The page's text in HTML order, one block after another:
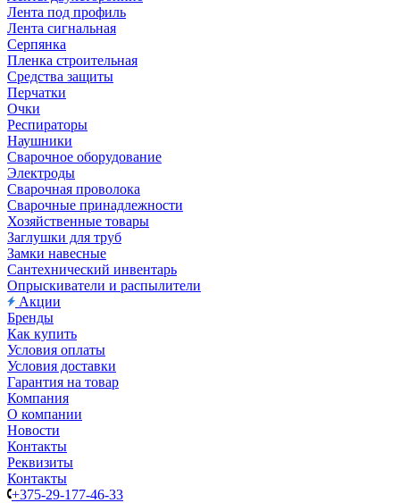
Лента под профиль
Лента сигнальная
Серпянка
Пленка строительная
Средства защиты
Перчатки
Очки
Респираторы
Наушники
Сварочное оборудование
Электроды
Сварочная проволока
Сварочные принадлежности
Хозяйственные товары
Заглушки для труб
Замки навесные
Сантехнический инвентарь
Опрыскиватели и распылители
Акции
Бренды
Как купить
Условия оплаты
Условия доставки
Гарантия на товар
Компания
О компании
Новости
Контакты
Реквизиты
Контакты
+375-29-177-46-33